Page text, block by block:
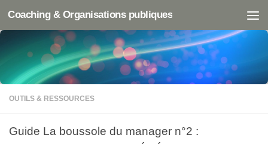
Coaching & Organisations publiques
OUTILS & RESSOURCES
Guide La boussole du manager n°2 :